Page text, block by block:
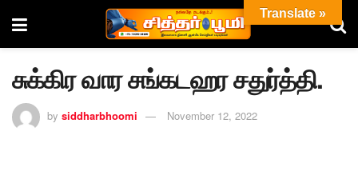
சுக்கிர வார சங்கடஹர சதுர்த்தி.
by siddharbhoomi November 12, 2022
Translate »